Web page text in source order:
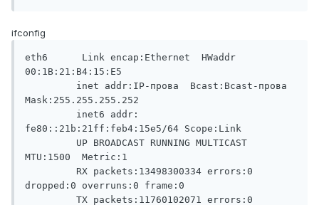
ifconfig
eth6      Link encap:Ethernet  HWaddr
00:1B:21:B4:15:E5
Mask:255.255.255.252
fe80::21b:21ff:feb4:15e5/64 Scope:Link
MTU:1500  Metric:1
dropped:0 overruns:0 frame:0